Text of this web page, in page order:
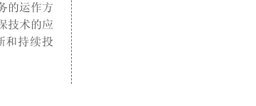
的运作方
技术的应
和持续投